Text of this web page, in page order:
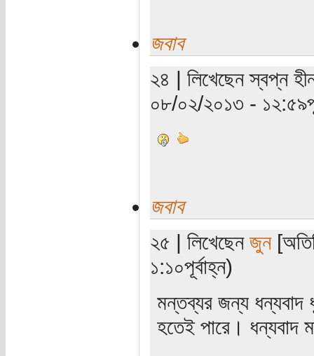
জবাব
২৪ | লিখেছেন স্বপ্ন
০৮/০২/২০১৩ -
জবাব
২৫ | লিখেছেন জুন
১:১০পূর্বাহ্ন)
মন্তব্যর জন্য
হতেই পারে। ধন্যবাদ